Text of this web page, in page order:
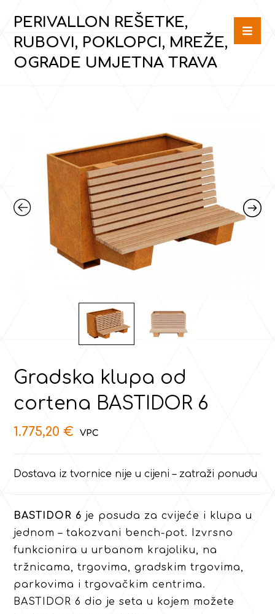
PERIVALLON REŠETKE,
RUBOVI, POKLOPCI, MREŽE,
OGRADE UMJETNA TRAVA
Gradska klupa od
cortena BASTIDOR 6
1.775,20€
Dostava iz tvornice nije u cijeni – zatraži ponudu
BASTIDOR 6 je posuda za cvijeće i klupa u
jednom – takozvani bench-pot. Izvrsno
funkcionira u urbanom krajoliku, na
tržnicama, trgovima, gradskim trgovima,
parkovima i trgovačkim centrima.
BASTIDOR 6 dio je seta u kojem možete